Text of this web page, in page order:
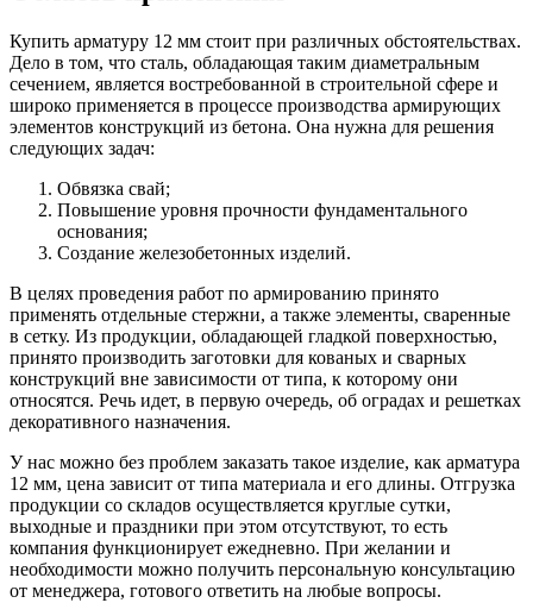
Купить арматуру 12 мм стоит при различных обстоятельствах.
Дело в том, что сталь, обладающая таким диаметральным
сечением, является востребованной в строительной сфере и
широко применяется в процессе производства армирующих
элементов конструкций из бетона. Она нужна для решения
следующих задач:
Обвязка свай;
Повышение уровня прочности фундаментального
основания;
Создание железобетонных изделий.
В целях проведения работ по армированию принято
применять отдельные стержни, а также элементы, сваренные
в сетку. Из продукции, обладающей гладкой поверхностью,
принято производить заготовки для кованых и сварных
конструкций вне зависимости от типа, к которому они
относятся. Речь идет, в первую очередь, об оградах и решетках
декоративного назначения.
У нас можно без проблем заказать такое изделие, как арматура
12 мм, цена зависит от типа материала и его длины. Отгрузка
продукции со складов осуществляется круглые сутки,
выходные и праздники при этом отсутствуют, то есть
компания функционирует ежедневно. При желании и
необходимости можно получить персональную консультацию
от менеджера, готового ответить на любые вопросы.